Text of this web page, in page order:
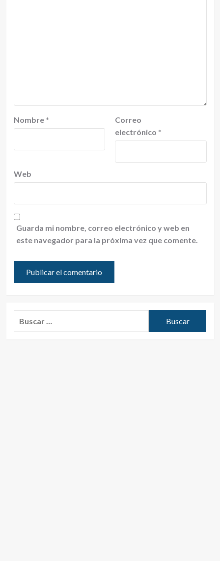
Nombre *
Correo
electrónico *
Web
Guarda mi nombre, correo electrónico y web en
este navegador para la próxima vez que comente.